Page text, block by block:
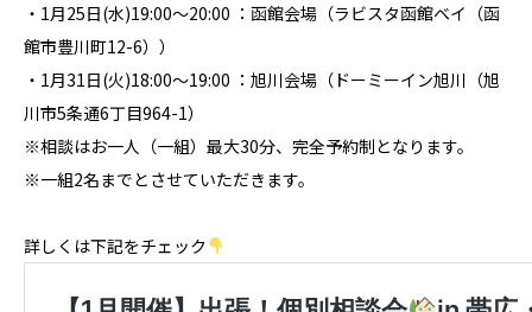
・1月25日(水)19:00～20:00 ： 函館会場（ラビスタ函館ベイ（函
館市豊川町12-6））
・1月31日(火)18:00～19:00 ： 旭川会場（ドーミーイン旭川（旭
川市5条通6丁目964-1）
※相談はお一人（一組）最大30分、完全予約制となります。
※一組2名までとさせていただきます。
詳しくは下記をチェック